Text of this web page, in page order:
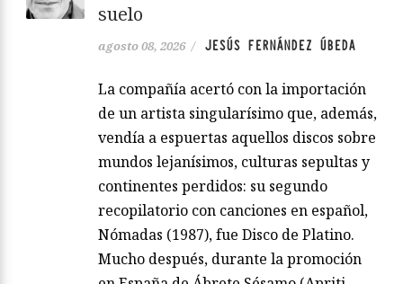
suelo
agosto 08, 2026 / JESÚS FERNÁNDEZ ÚBEDA
La compañía acertó con la importación
de un artista singularísimo que, además,
vendía a espuertas aquellos discos sobre
mundos lejanísimos, culturas sepultas y
continentes perdidos: su segundo
recopilatorio con canciones en español,
Nómadas (1987), fue Disco de Platino.
Mucho después, durante la promoción